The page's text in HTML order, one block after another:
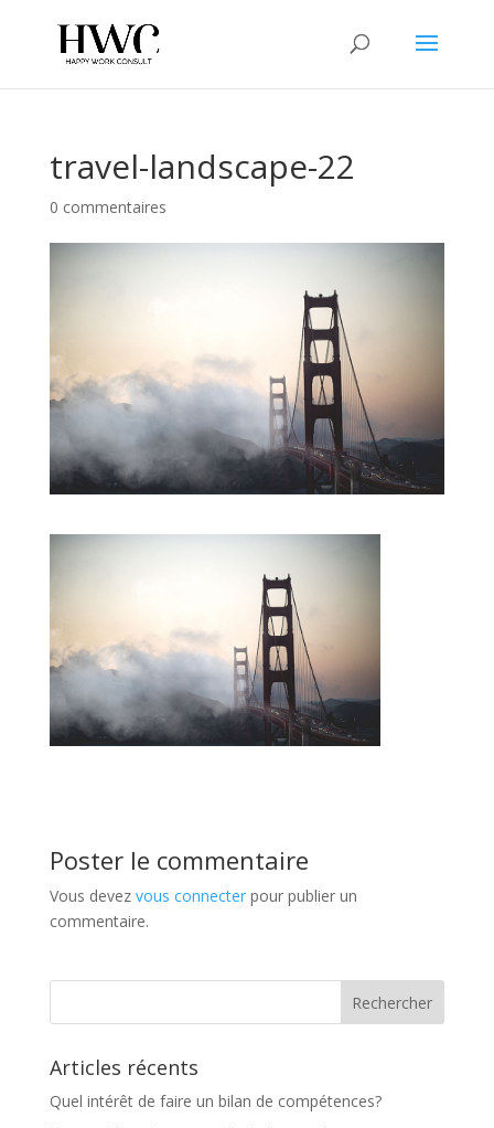
travel-landscape-22
0 commentaires
Poster le commentaire
Vous devez vous connecterpour publier un
commentaire.
Articles récents
Quel intérêt de faire un bilan de compétences?